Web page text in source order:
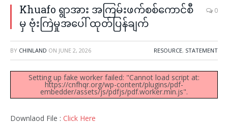
Khuafo ရွာအား အကြမ်းဖက်စစ်ကောင်စီ
မှ ဗုံးကြဲမှုအပေါ် ထုတ်ပြန်ချက်
0
BY CHINLAND ON JUNE 2, 2026 RESOURCE, STATEMENT
Setting up fake worker failed: "Cannot load script at:
https://cnfhqr.org/wp-content/plugins/pdf-
embedder/assets/js/pdfjs/pdf.worker.min.js".
Downlaod File : Click Here